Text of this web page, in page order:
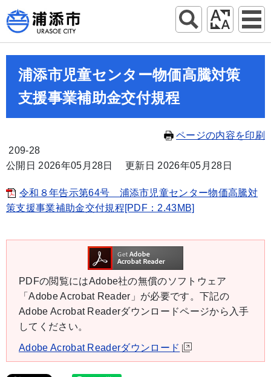
浦添市児童センター物価高騰対策
支援事業補助金交付規程
ページの内容を印刷
209-28
公開日 2026年05月28日
更新日 2026年05月28日
令和８年告示第64号 浦添市児童センター物価高騰対
策支援事業補助金交付規程[PDF：2.43MB]
PDFの閲覧にはAdobe社の無償のソフトウェア
「Adobe Acrobat Reader」が必要です。下記の
Adobe Acrobat Readerダウンロードページから入手
してください。
Adobe Acrobat Readerダウンロード